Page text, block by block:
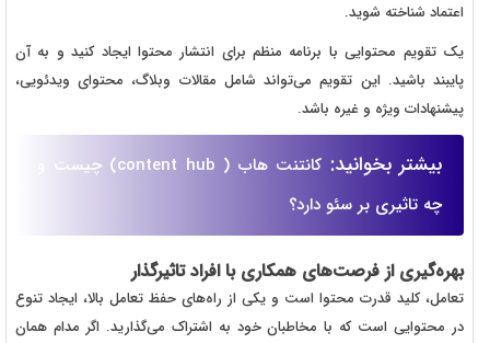
اعتماد شناخته شوید.
یک تقویم محتوایی با برنامه منظم برای انتشار محتوا ایجاد کنید و به آن
پایبند باشید. این تقویم می‌تواند شامل مقالات وبلاگ، محتوای ویدئویی،
پیشنهادات ویژه و غیره باشد.
بیشتر بخوانید:
کانتنت هاب ( content hub) چیست و
چه تاثیری بر سئو دارد؟
بهره‌گیری از فرصت‌های همکاری با افراد تاثیرگذار
تعامل، کلید قدرت محتوا است و یکی از راه‌های حفظ تعامل بالا، ایجاد تنوع
در محتوایی است که با مخاطبان خود به اشتراک می‌گذارید. اگر مدام همان